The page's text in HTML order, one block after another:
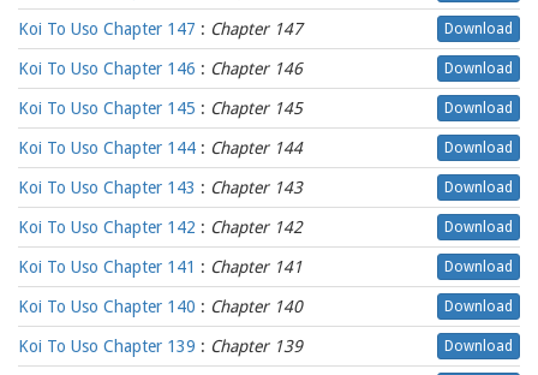
Koi To Uso Chapter 147 : Chapter 147 Download
Koi To Uso Chapter 146 : Chapter 146 Download
Koi To Uso Chapter 145 : Chapter 145 Download
Koi To Uso Chapter 144 : Chapter 144 Download
Koi To Uso Chapter 143 : Chapter 143 Download
Koi To Uso Chapter 142 : Chapter 142 Download
Koi To Uso Chapter 141 : Chapter 141 Download
Koi To Uso Chapter 140 : Chapter 140 Download
Koi To Uso Chapter 139 : Chapter 139 Download